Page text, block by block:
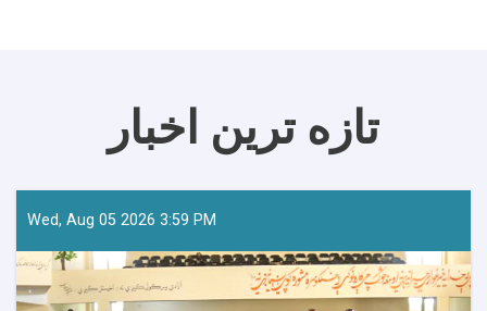
تازه ترین اخبار
Wed, Aug 05 2026 3:59 PM